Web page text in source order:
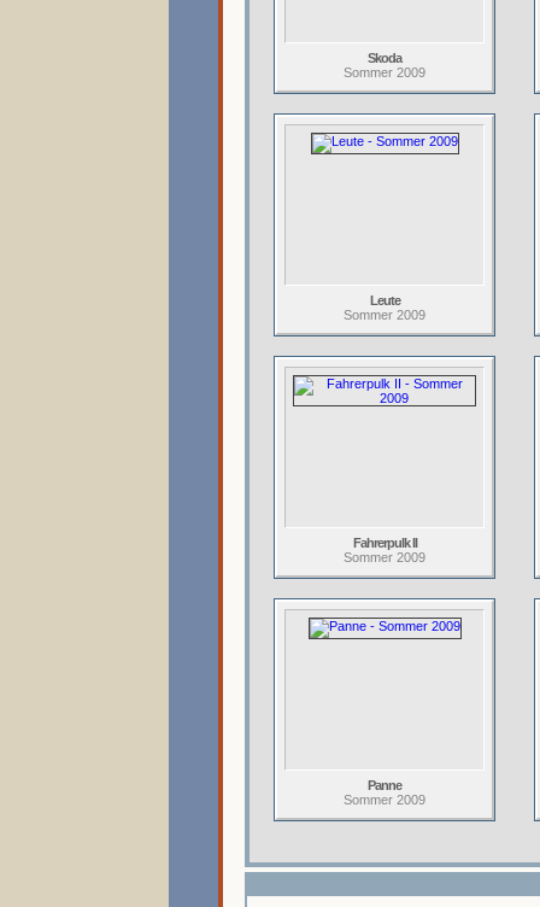
Skoda
Sommer 2009
Leute
Sommer 2009
Fahrerpulk II
Sommer 2009
Panne
Sommer 2009